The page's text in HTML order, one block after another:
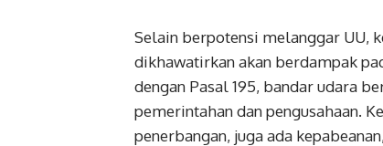
Selain berpotensi melanggar UU,
dikhawatirkan akan berdampak
dengan Pasal 195, bandar udara
pemerintahan dan pengusahaan.
penerbangan, juga ada